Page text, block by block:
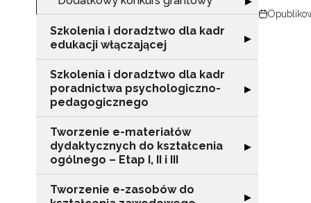
Szkolenia i doradztwo dla kadr
edukacji włączającej
Rozwiń sekcję
▶
Szkolenia i doradztwo dla kadr
poradnictwa psychologiczno-
pedagogicznego
Rozwiń sekcję
▶
Tworzenie e-materiałów
dydaktycznych do kształcenia
ogólnego – Etap I, II i III
Rozwiń sekcję
▶
Tworzenie e-zasobów do
Rozwiń sekcję
▶